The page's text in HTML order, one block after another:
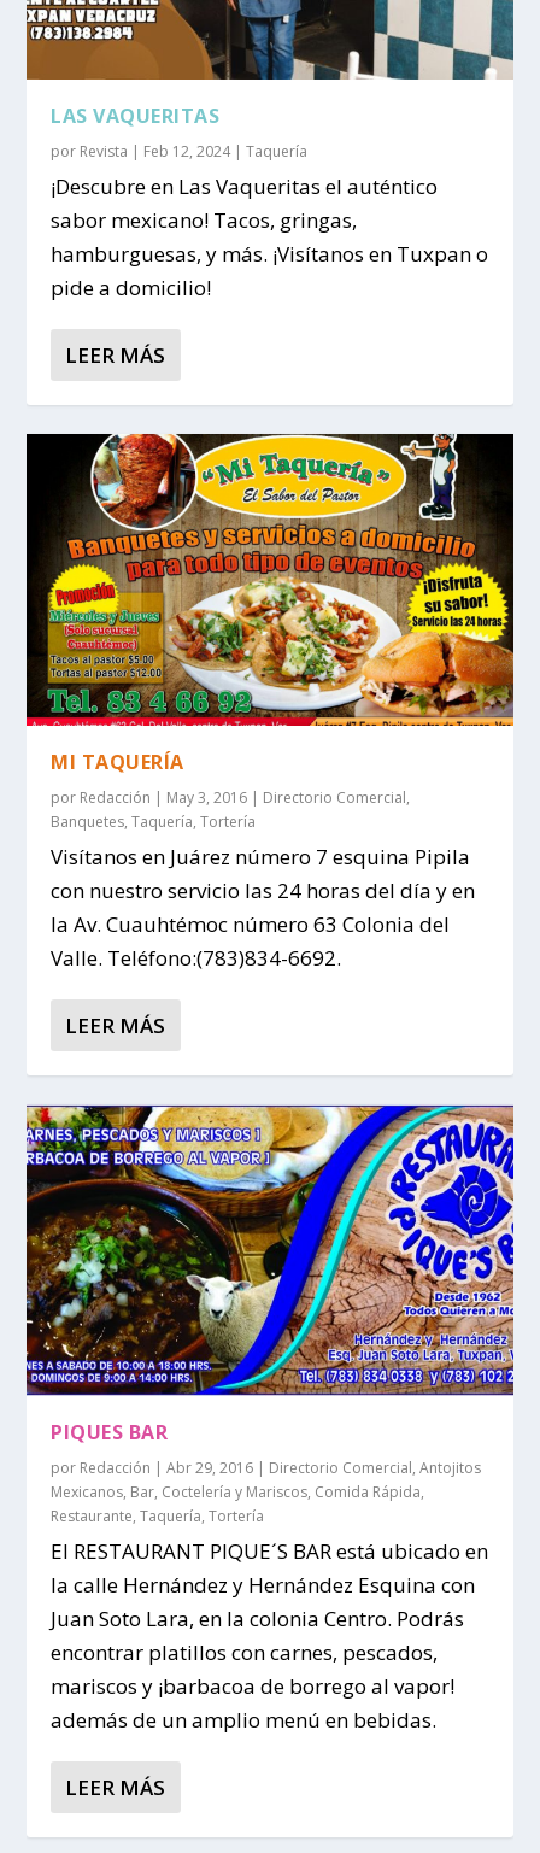
LAS VAQUERITAS
por Revista | Feb 12, 2024|Taquería
¡Descubre en Las Vaqueritas el auténtico
sabor mexicano! Tacos, gringas,
hamburguesas, y más. ¡Visítanos en Tuxpan o
pide a domicilio!
LEER MÁS
MI TAQUERÍA
por Redacción | May 3, 2016 | Directorio Comercial,
Banquetes,Taquería,Tortería
Visítanos en Juárez número 7 esquina Pipila
con nuestro servicio las 24 horas del día y en
la Av. Cuauhtémoc número 63 Colonia del
Valle. Teléfono:(783)834-6692.
LEER MÁS
PIQUES BAR
por Redacción |Abr 29, 2016 | Directorio Comercial,Antojitos
Mexicanos, Bar, Coctelería y Mariscos, Comida Rápida,
Restaurante,Taquería,Tortería
El RESTAURANT PIQUE´S BAR está ubicado en
la calle Hernández y Hernández Esquina con
Juan Soto Lara, en la colonia Centro. Podrás
encontrar platillos con carnes, pescados,
mariscos y ¡barbacoa de borrego al vapor!
además de un amplio menú en bebidas.
LEER MÁS